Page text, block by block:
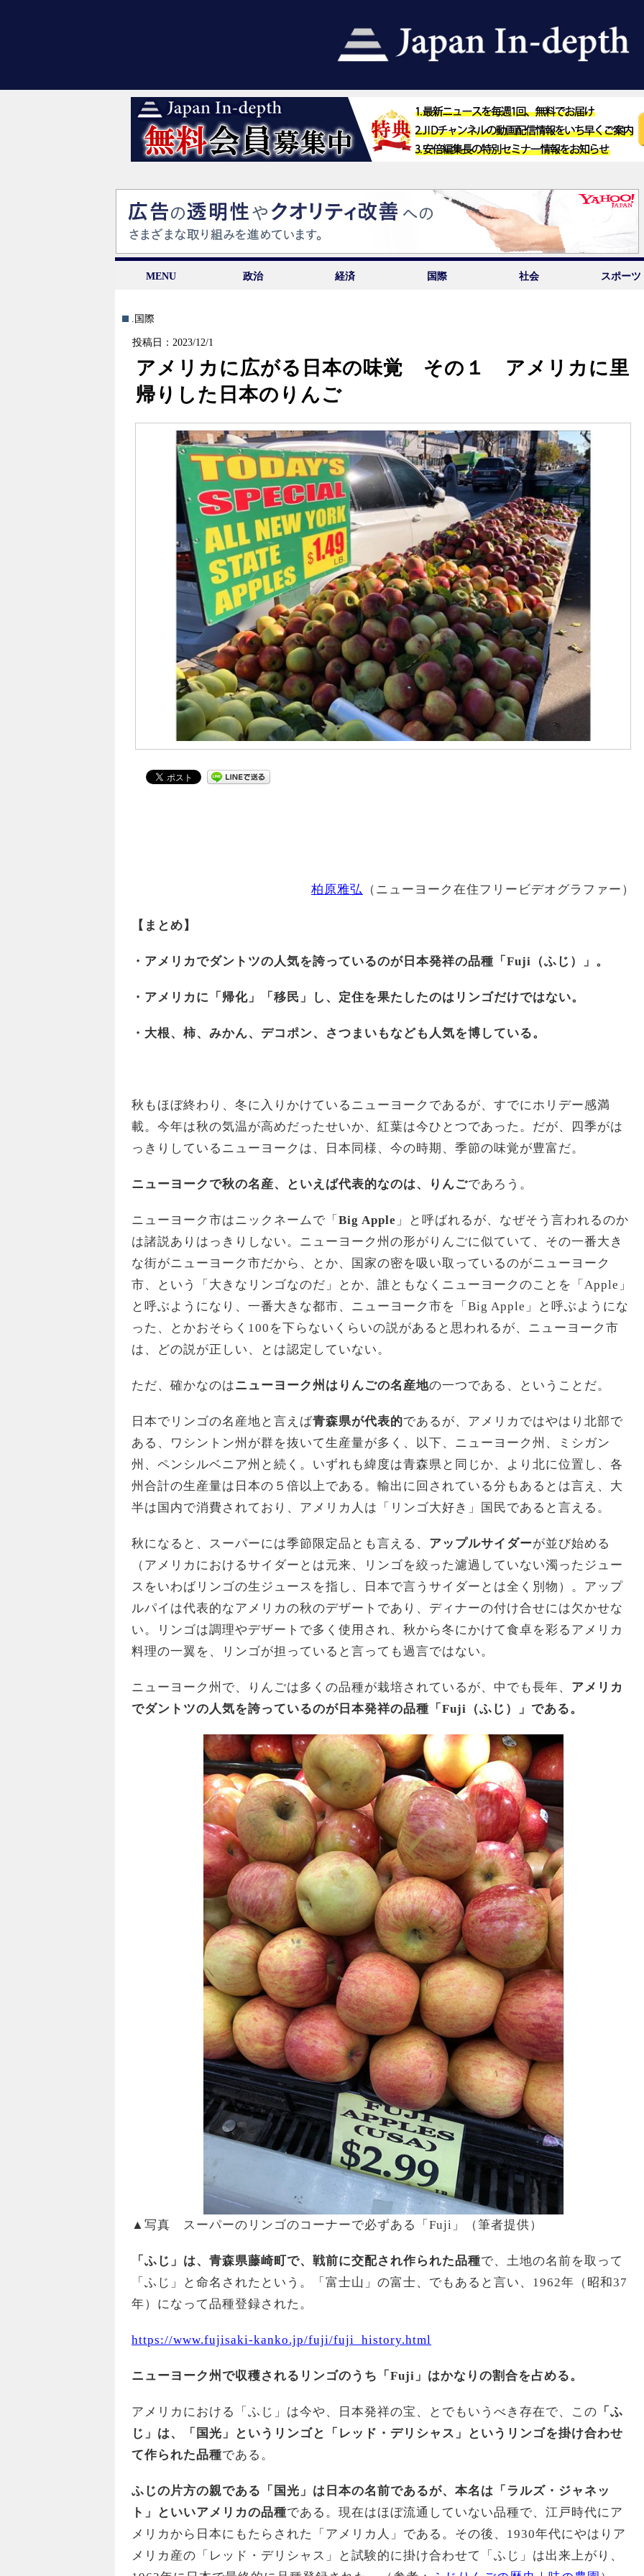
MENU 政治 経済 国際 社会 スポーツ
.国際
投稿日：2023/12/1
アメリカに広がる日本の味覚 その１ アメリカに里
帰りした日本のりんご
柏原雅弘 （ニューヨーク在住フリービデオグラファー）
【まとめ】
・アメリカでダントツの人気を誇っているのが日本発祥の品種「Fuji（ふじ）」。
・アメリカに「帰化」「移民」し、定住を果たしたのはリンゴだけではない。
・大根、柿、みかん、デコポン、さつまいもなども人気を博している。
秋もほぼ終わり、冬に入りかけているニューヨークであるが、すでにホリデー感満
載。今年は秋の気温が高めだったせいか、紅葉は今ひとつであった。だが、四季がは
っきりしているニューヨークは、日本同様、今の時期、季節の味覚が豊富だ。
ニューヨークで秋の名産、といえば代表的なのは、りんごであろう。
ニューヨーク市はニックネームで「 Big Apple 」と呼ばれるが、なぜそう言われるのか
は諸説ありはっきりしない。ニューヨーク州の形がりんごに似ていて、その一番大き
な街がニューヨーク市だから、とか、国家の密を吸い取っているのがニューヨーク
市、という「大きなリンゴなのだ」とか、誰ともなくニューヨークのことを「Apple」
と呼ぶようになり、一番大きな都市、ニューヨーク市を「Big Apple」と呼ぶようにな
った、とかおそらく100を下らないくらいの説があると思われるが、ニューヨーク市
は、どの説が正しい、とは認定していない。
ただ、確かなのはニューヨーク州はりんごの名産地の一つである、ということだ。
日本でリンゴの名産地と言えば青森県が代表的であるが、アメリカではやはり北部で
ある、ワシントン州が群を抜いて生産量が多く、以下、ニューヨーク州、ミシガン
州、ペンシルベニア州と続く。いずれも緯度は青森県と同じか、より北に位置し、各
州合計の生産量は日本の５倍以上である。輸出に回されている分もあるとは言え、大
半は国内で消費されており、アメリカ人は「リンゴ大好き」国民であると言える。
秋になると、スーパーには季節限定品とも言える、 アップルサイダーが並び始める
（アメリカにおけるサイダーとは元来、リンゴを絞った濾過していない濁ったジュー
スをいわばリンゴの生ジュースを指し、日本で言うサイダーとは全く別物）。アップ
ルパイは代表的なアメリカの秋のデザートであり、ディナーの付け合せには欠かせな
い。リンゴは調理やデザートで多く使用され、秋から冬にかけて食卓を彩るアメリカ
料理の一翼を、リンゴが担っていると言っても過言ではない。
ニューヨーク州で、りんごは多くの品種が栽培されているが、中でも長年、 アメリカ
でダントツの人気を誇っているのが日本発祥の品種「Fuji（ふじ）」である。
▲写真 スーパーのリンゴのコーナーで必ずある「Fuji」（筆者提供）
「ふじ」は、青森県藤崎町で、戦前に交配され作られた品種で、土地の名前を取って
「ふじ」と命名されたという。「富士山」の富士、でもあると言い、1962年（昭和37
年）になって品種登録された。
https://www.fujisaki-kanko.jp/fuji/fuji_history.html
ニューヨーク州で収穫されるリンゴのうち「Fuji」はかなりの割合を占める。
アメリカにおける「ふじ」は今や、日本発祥の宝、とでもいうべき存在で、この 「ふ
じ」は、「国光」というリンゴと「レッド・デリシャス」というリンゴを掛け合わせ
て作られた品種である。
ふじの片方の親である「国光」は日本の名前であるが、本名は「ラルズ・ジャネッ
ト」といいアメリカの品種である。現在はほぼ流通していない品種で、江戸時代にア
メリカから日本にもたらされた「アメリカ人」である。その後、1930年代にやはりア
メリカ産の「レッド・デリシャス」と試験的に掛け合わせて「ふじ」は出来上がり、